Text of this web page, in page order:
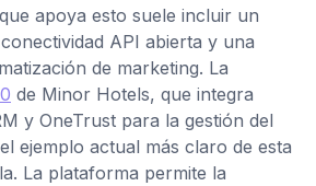
apoya esto suele incluir un
API abierta y una
de marketing. La
de Minor Hotels, que integra
y OneTrust para la gestión del
ejemplo actual más claro de esta
La plataforma permite la